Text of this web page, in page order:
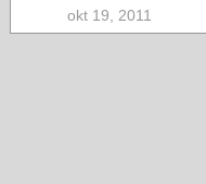
okt 19, 2011